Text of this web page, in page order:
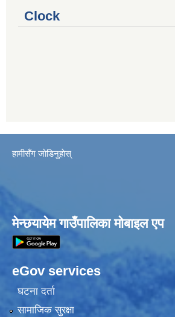
Clock
हामीसँग जाेडिनुहाेस्
मेन्छयायेम गाउँपालिका मोबाइल एप
eGov services
घटना दर्ता
सामाजिक सुरक्षा